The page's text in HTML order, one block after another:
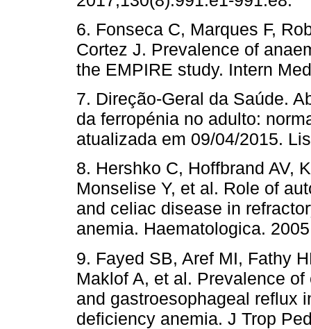
6. Fonseca C, Marques F,
Cortez J. Prevalence of
the EMPIRE study. Intern
7. Direção-Geral da Saúde.
da ferropénia no adulto:
atualizada em 09/04/
8. Hershko C, Hoffbrand AV,
Monselise Y, et al. Role of
and celiac disease in
anemia. Haematologica.
9. Fayed SB, Aref MI, Fathy
Maklof A, et al. Prevalence
and gastroesophageal reflux
deficiency anemia. J Trop